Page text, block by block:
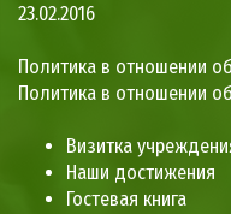
23.02.2016
Политика в отношении
Политика в отношении
Визитка
Наши достижения
Гостевая книга